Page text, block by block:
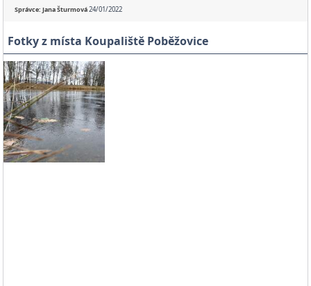
Správce: Jana Šturmová24/01/2022
Fotky z místa Koupaliště Poběžovice